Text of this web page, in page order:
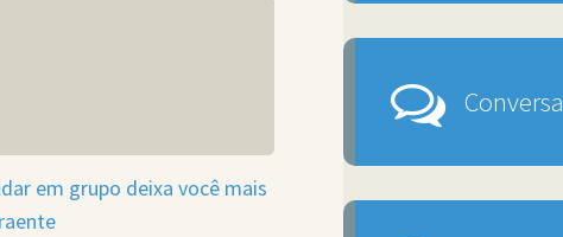
em grupo deixa você mais
Conversa